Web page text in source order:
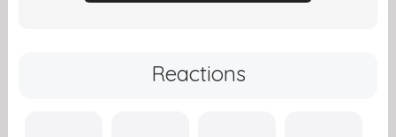
Reactions